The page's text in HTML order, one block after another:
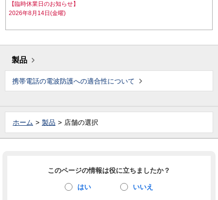
【臨時休業日のお知らせ】
2026年8月14日(金曜)
製品
携帯電話の電波防護への適合性について
ホーム 製品 店舗の選択
このページの情報は役に立ちましたか？
はい いいえ